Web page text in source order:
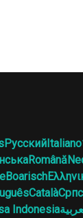
РусскийItaliano
Română
Boarisch
Català
Indonesia